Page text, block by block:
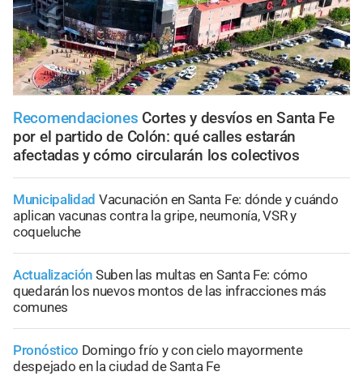
Recomendaciones Cortes y desvíos en Santa Fe
por el partido de Colón: qué calles estarán
afectadas y cómo circularán los colectivos
Municipalidad Vacunación en Santa Fe: dónde y cuándo
aplican vacunas contra la gripe, neumonía, VSR y
coqueluche
Actualización Suben las multas en Santa Fe: cómo
quedarán los nuevos montos de las infracciones más
comunes
Pronóstico Domingo frío y con cielo mayormente
despejado en la ciudad de Santa Fe